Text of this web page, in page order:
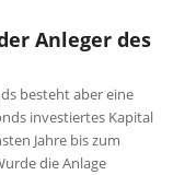
Anleger des
besteht aber eine
investiertes Kapital
Jahre bis zum
die Anlage